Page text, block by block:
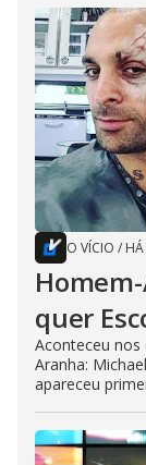
O VÍCIO /
quer
Aconteceu
Aranha:
apareceu